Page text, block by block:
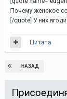
Почему женское
[/quote] У них
Цитата
НАЗАД